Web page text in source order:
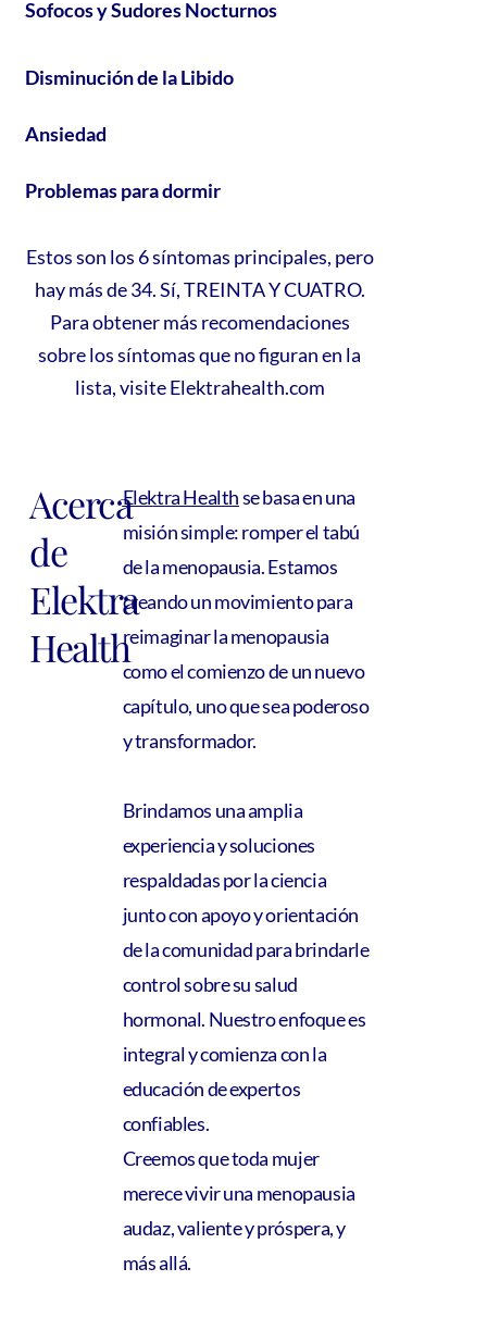
Sofocos y Sudores Nocturnos
Disminución de la Libido
Ansiedad
Problemas para dormir
Estos son los 6 síntomas principales, pero
hay más de 34. Sí, TREINTA Y CUATRO.
Para obtener más recomendaciones
sobre los síntomas que no figuran en la
lista, visite Elektrahealth.com
Acerca
de
Elektra
Health
Elektra Healthse basa en una
misión simple: romper el tabú
de la menopausia. Estamos
creando un movimiento para
reimaginar la menopausia
como el comienzo de un nuevo
capítulo, uno que sea poderoso
y transformador.
Brindamos una amplia
experiencia y soluciones
respaldadas por la ciencia
junto con apoyo y orientación
de la comunidad para brindarle
control sobre su salud
hormonal. Nuestro enfoque es
integral y comienza con la
educación de expertos
confiables.
Creemos que toda mujer
merece vivir una menopausia
audaz, valiente y próspera, y
más allá.